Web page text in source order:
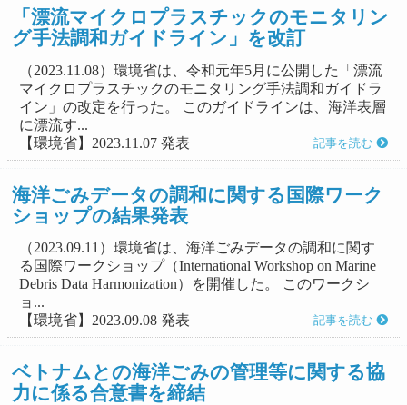
「漂流マイクロプラスチックのモニタリン
グ手法調和ガイドライン」を改訂
（2023.11.08）環境省は、令和元年5月に公開した「漂流
マイクロプラスチックのモニタリング手法調和ガイドラ
イン」の改定を行った。 このガイドラインは、海洋表層
に漂流す...
【環境省】2023.11.07 発表
記事を読む
海洋ごみデータの調和に関する国際ワーク
ショップの結果発表
（2023.09.11）環境省は、海洋ごみデータの調和に関す
る国際ワークショップ（International Workshop on Marine
Debris Data Harmonization）を開催した。 このワークシ
ョ...
【環境省】2023.09.08 発表
記事を読む
ベトナムとの海洋ごみの管理等に関する協
力に係る合意書を締結